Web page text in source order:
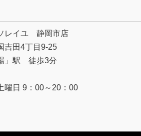
レイユ 静岡市店
吉田4丁目9-25
」駅 徒歩3分
曜日 9：00～20：00